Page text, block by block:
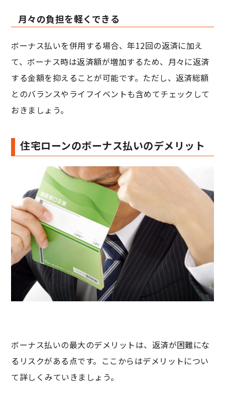
月々の負担を軽くできる
ボーナス払いを併用する場合、年12回の返済に加え
て、ボーナス時は返済額が増加するため、月々に返済
する金額を抑えることが可能です。ただし、返済総額
とのバランスやライフイベントも含めてチェックして
おきましょう。
住宅ローンのボーナス払いのデメリット
ボーナス払いの最大のデメリットは、返済が困難にな
るリスクがある点です。ここからはデメリットについ
て詳しくみていきましょう。